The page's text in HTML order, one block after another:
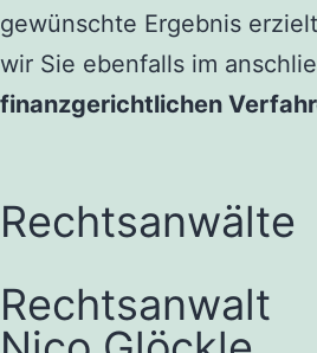
gewünschte Ergebnis
wir Sie ebenfalls im
finanzgerichtlichen
Rechtsanwälte
Rechtsanwalt